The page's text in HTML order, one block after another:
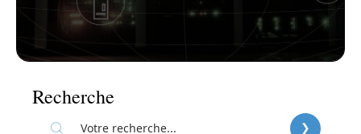
Recherche